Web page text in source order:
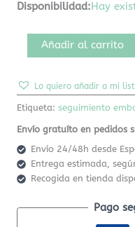
Disponibilidad:Hay
Añadir al carrito
Lo quiero añadir a mi
Etiqueta: seguimiento
Envío gratuíto en pedidos
Envío 24/48h desde
Entrega estimada,
Recogida en tienda
Pago